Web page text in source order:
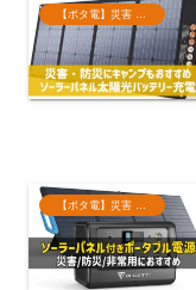
【ポタ電】災害 防災 停電